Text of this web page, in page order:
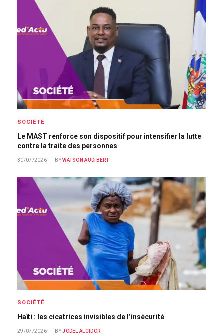
SOCIÉTÉ
Le MAST renforce son dispositif pour intensifier la lutte
contre la traite des personnes
30/07/2026 BY WATSON AUDIBERT
SOCIÉTÉ
Haïti : les cicatrices invisibles de l’insécurité
29/07/2026 BY JODEL ALCIDOR